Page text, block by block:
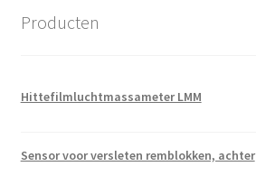
Producten
Hittefilmluchtmassameter LMM
Sensor voor versleten remblokken, achter